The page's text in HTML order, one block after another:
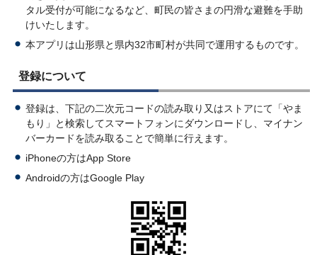
タル受付が可能になるなど、町民の皆さまの円滑な避難を手助
けいたします。
本アプリは山形県と県内32市町村が共同で運用するものです。
登録について
登録は、下記の二次元コードの読み取り又はストアにて「やま
もり」と検索してスマートフォンにダウンロードし、マイナン
バーカードを読み取ることで簡単に行えます。
iPhoneの方はApp Store
Androidの方はGoogle Play